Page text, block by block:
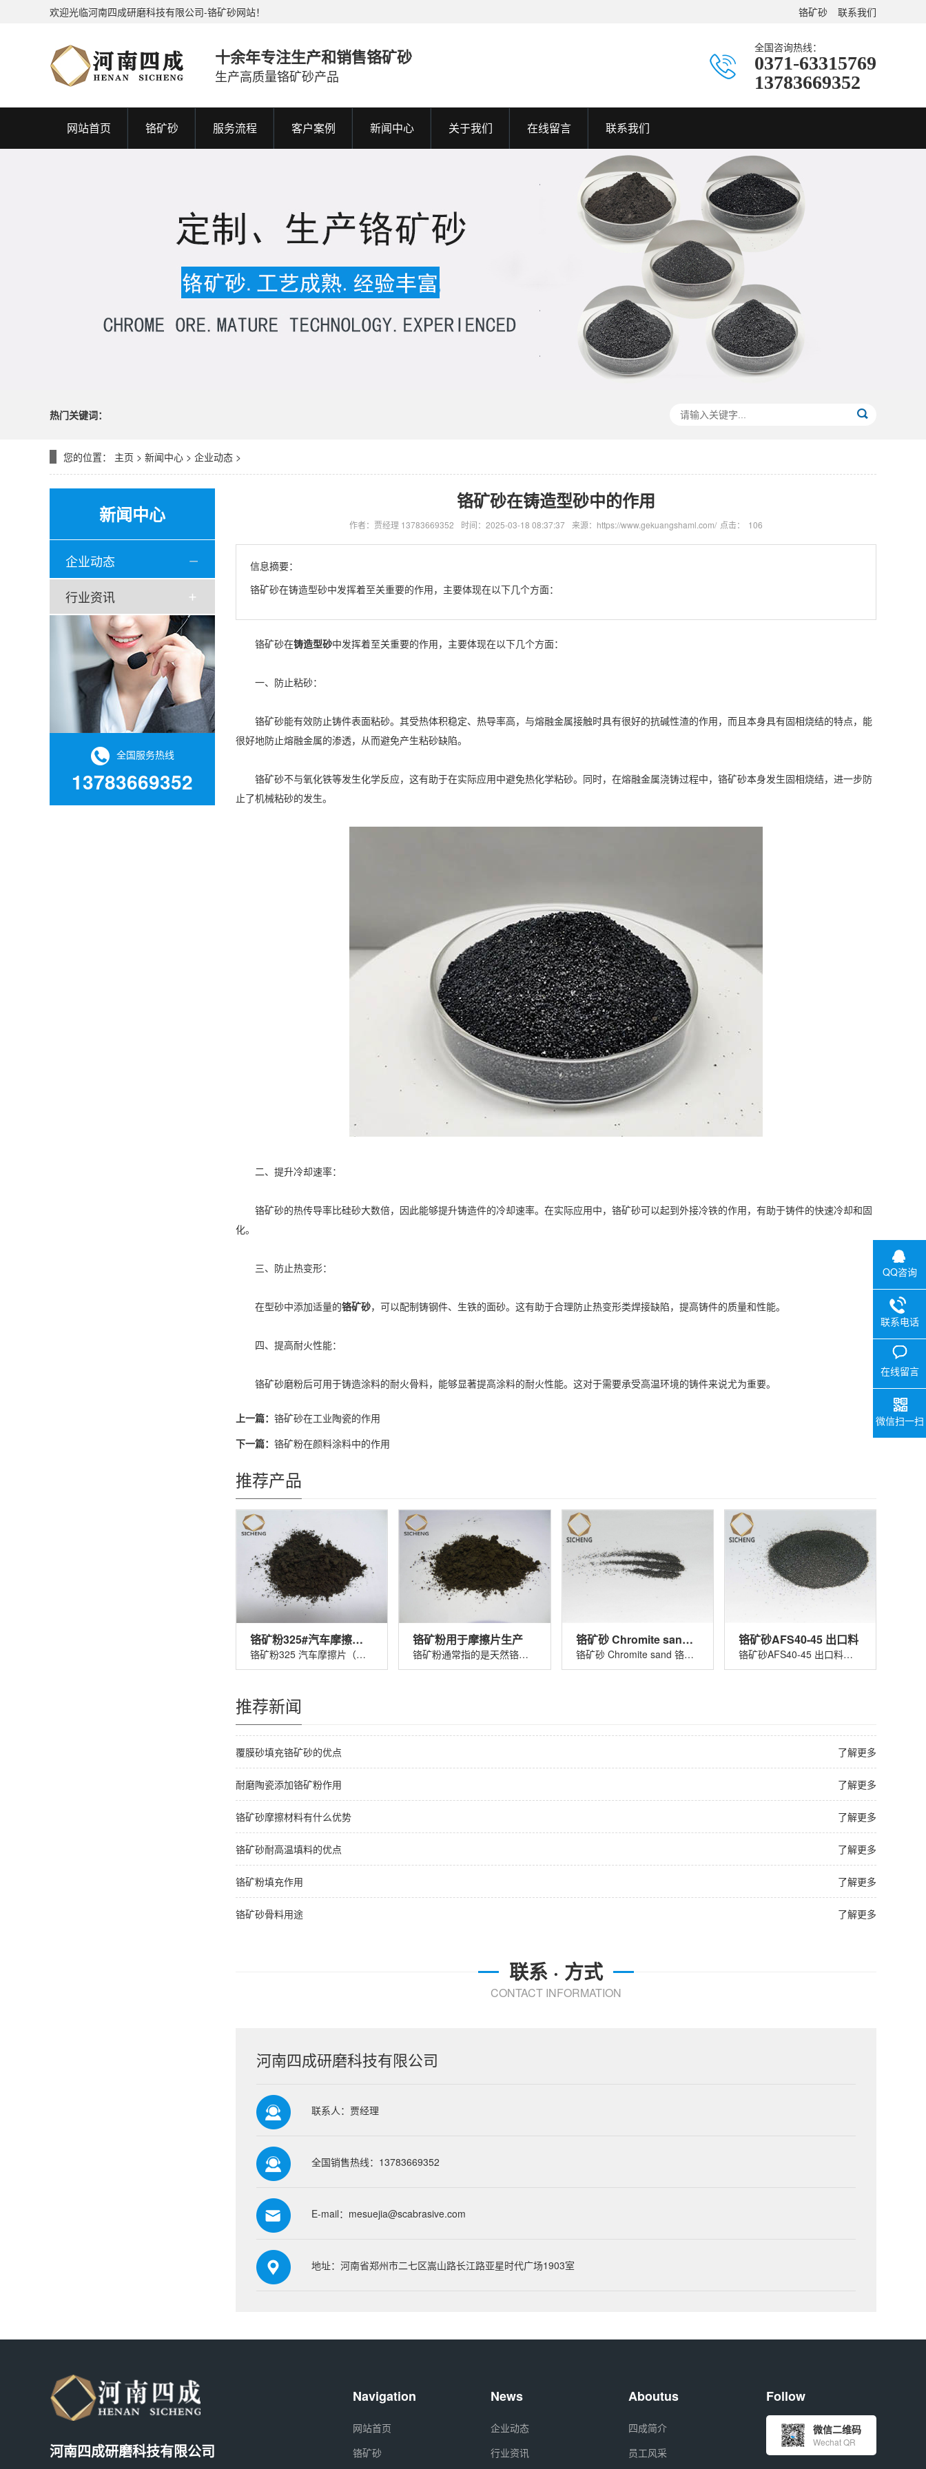
铬矿砂 联系我们
欢迎光临河南四成研磨科技有限公司-铬矿砂网站！
十余年专注生产和销售铬矿砂
生产高质量铬矿砂产品
全国咨询热线：
0371-63315769
13783669352
网站首页 铬矿砂 服务流程 客户案例 新闻中心 关于我们 在线留言 联系我们
热门关键词：
您的位置： 主页 > 新闻中心 > 企业动态 >
新闻中心
企业动态
行业资讯
全国服务热线
13783669352
铬矿砂在铸造型砂中的作用
作者：贾经理 13783669352 时间：2025-03-18 08:37:37 来源：https://www.gekuangshaml.com/ 点击： 106
信息摘要：
铬矿砂在铸造型砂中发挥着至关重要的作用，主要体现在以下几个方面：
铬矿砂在铸造型砂中发挥着至关重要的作用，主要体现在以下几个方面：
一、防止粘砂：
铬矿砂能有效防止铸件表面粘砂。其受热体积稳定、热导率高，与熔融金属接触时具有很好的抗碱性渣的作用，而且本身具有固相烧结的特点，能
很好地防止熔融金属的渗透，从而避免产生粘砂缺陷。
铬矿砂不与氧化铁等发生化学反应，这有助于在实际应用中避免热化学粘砂。同时，在熔融金属浇铸过程中，铬矿砂本身发生固相烧结，进一步防
止了机械粘砂的发生。
二、提升冷却速率：
铬矿砂的热传导率比硅砂大数倍，因此能够提升铸造件的冷却速率。在实际应用中，铬矿砂可以起到外接冷铁的作用，有助于铸件的快速冷却和固
化。
三、防止热变形：
在型砂中添加适量的铬矿砂，可以配制铸钢件、生铁的面砂。这有助于合理防止热变形类焊接缺陷，提高铸件的质量和性能。
四、提高耐火性能：
铬矿砂磨粉后可用于铸造涂料的耐火骨料，能够显著提高涂料的耐火性能。这对于需要承受高温环境的铸件来说尤为重要。
上一篇： 铬矿砂在工业陶瓷的作用
下一篇： 铬矿粉在颜料涂料中的作用
推荐产品
铬矿粉325#汽车摩擦片（刹车片）
铬矿粉325 汽车摩擦片（刹车片）铬矿粉......
铬矿粉用于摩擦片生产
铬矿粉通常指的是天然铬铁矿（主要成分......
铬矿砂 Chromite sand 铬铁矿砂
铬矿砂 Chromite sand 铬铁矿砂适用......
铬矿砂AFS40-45 出口料
铬矿砂AFS40-45 出口料适用于玻璃着色......
推荐新闻
了解更多
覆膜砂填充铬矿砂的优点
了解更多
耐磨陶瓷添加铬矿粉作用
了解更多
铬矿砂摩擦材料有什么优势
了解更多
铬矿砂耐高温填料的优点
了解更多
铬矿粉填充作用
了解更多
铬矿砂骨料用途
联系 · 方式
CONTACT INFORMATION
河南四成研磨科技有限公司
联系人：贾经理
全国销售热线：13783669352
E-mail： mesuejia@scabrasive.com
地址：河南省郑州市二七区嵩山路长江路亚星时代广场1903室
河南四成研磨科技有限公司
Navigation
网站首页
铬矿砂
News
企业动态
行业资讯
Aboutus
四成简介
员工风采
Follow
微信二维码
Wechat QR
QQ咨询
联系电话
在线留言
微信扫一扫